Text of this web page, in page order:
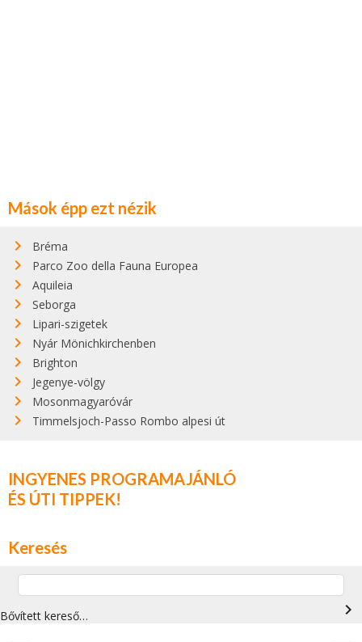
Mások épp ezt nézik
Bréma
Parco Zoo della Fauna Europea
Aquileia
Seborga
Lipari-szigetek
Nyár Mönichkirchenben
Brighton
Jegenye-völgy
Mosonmagyaróvár
Timmelsjoch-Passo Rombo alpesi út
INGYENES PROGRAMAJÁNLÓ
ÉS ÚTI TIPPEK!
Keresés
Bővített kereső… navigate_next